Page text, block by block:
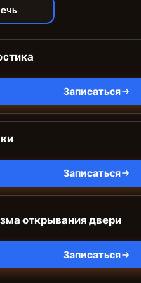
Записаться
Записаться
открывания двери
Записаться